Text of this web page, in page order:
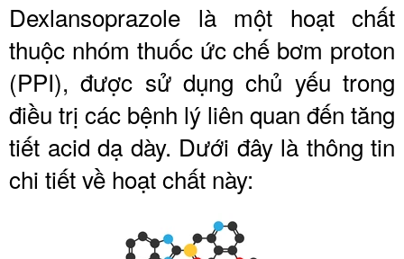
Dexlansoprazole là một hoạt chất
thuộc nhóm thuốc ức chế bơm proton
(PPI), được sử dụng chủ yếu trong
điều trị các bệnh lý liên quan đến tăng
tiết acid dạ dày. Dưới đây là thông tin
chi tiết về hoạt chất này: